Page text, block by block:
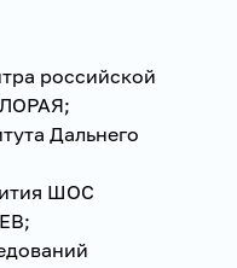
российской
Дальнего
ШОС